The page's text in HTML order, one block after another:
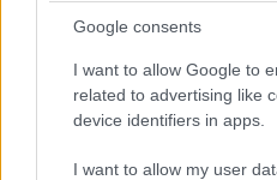
Google consents
I want to allow Google to
related to advertising like
device identifiers in apps.
I want to allow my user